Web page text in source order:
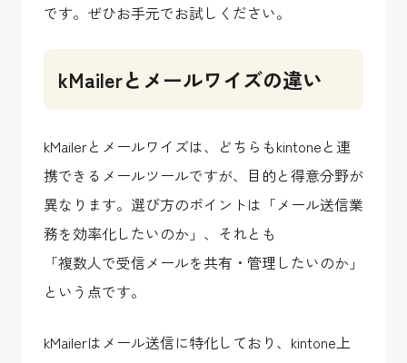
です。ぜひお手元でお試しください。
kMailerとメールワイズの違い
kMailerとメールワイズは、どちらもkintoneと連
携できるメールツールですが、目的と得意分野が
異なります。選び方のポイントは「メール送信業
務を効率化したいのか」、それとも
「複数人で受信メールを共有・管理したいのか」
という点です。
kMailerはメール送信に特化しており、kintone上